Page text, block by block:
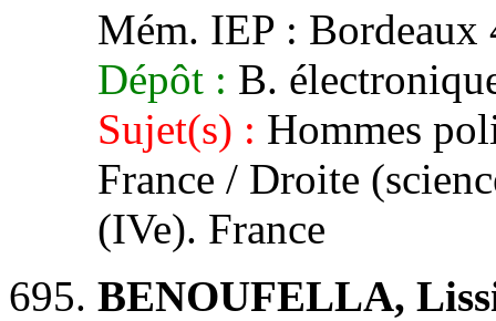
Mém. IEP : Bordeaux
Dépôt : B.
Sujet(s) : Hommes
France / Droite
(IVe). France
BENOUFELLA,